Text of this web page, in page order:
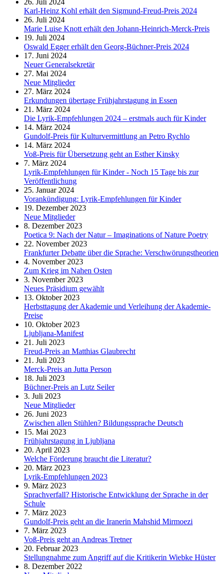
Karl-Heinz Kohl erhält den Sigmund-Freud-Preis 2024
26. Juli 2024
Marie Luise Knott erhält den Johann-Heinrich-Merck-Preis
19. Juli 2024
Oswald Egger erhält den Georg-Büchner-Preis 2024
17. Juni 2024
Neuer Generalsekretär
27. Mai 2024
Neue Mitglieder
27. März 2024
Erkundungen übertage Frühjahrstagung in Essen
21. März 2024
Die Lyrik-Empfehlungen 2024 – erstmals auch für Kinder
14. März 2024
Gundolf-Preis für Kulturvermittlung an Petro Rychlo
14. März 2024
Voß-Preis für Übersetzung geht an Esther Kinsky
7. März 2024
Lyrik-Empfehlungen für Kinder - Noch 15 Tage bis zur
Veröffentlichung
25. Januar 2024
Vorankündigung: Lyrik-Empfehlungen für Kinder
19. Dezember 2023
Neue Mitglieder
8. Dezember 2023
Poetica 9: Nach der Natur – Imaginations of Nature Poetry
22. November 2023
Frankfurter Debatte über die Sprache: Verschwörungstheorien
4. November 2023
Zum Krieg im Nahen Osten
3. November 2023
Neues Präsidium gewählt
13. Oktober 2023
Herbsttagung der Akademie und Verleihung der Akademie-
Preise
10. Oktober 2023
Ljubljana-Manifest
21. Juli 2023
Freud-Preis an Matthias Glaubrecht
21. Juli 2023
Merck-Preis an Jutta Person
18. Juli 2023
Büchner-Preis an Lutz Seiler
3. Juli 2023
Neue Mitglieder
26. Juni 2023
Zwischen allen Stühlen? Bildungssprache Deutsch
15. Mai 2023
Frühjahrstagung in Ljubljana
20. April 2023
Welche Förderung braucht die Literatur?
20. März 2023
Lyrik-Empfehlungen 2023
9. März 2023
Sprachverfall? Historische Entwicklung der Sprache in der
Schule
7. März 2023
Gundolf-Preis geht an die Iranerin Mahshid Mirmoezi
7. März 2023
Voß-Preis geht an Andreas Tretner
20. Februar 2023
Stellungnahme zum Angriff auf die Kritikerin Wiebke Hüster
8. Dezember 2022